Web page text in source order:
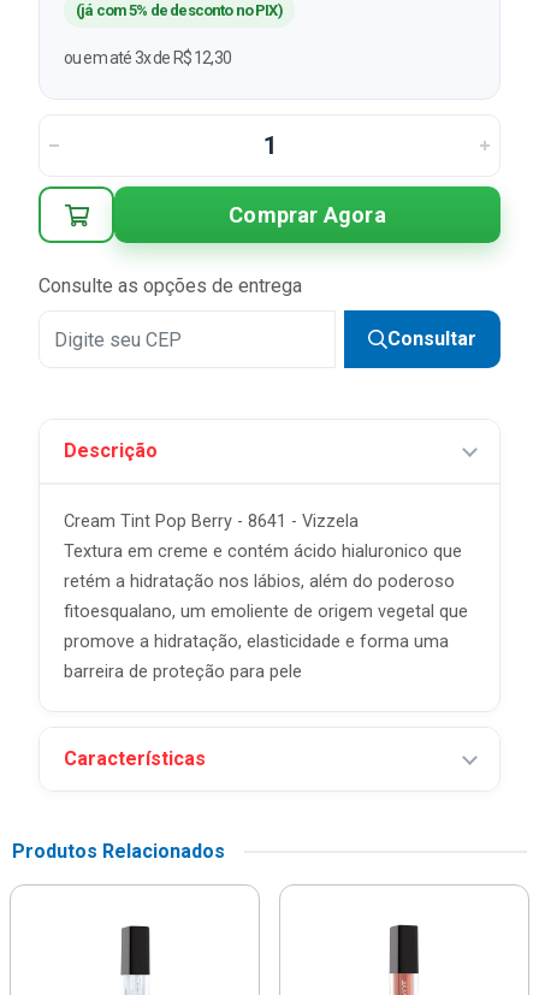
(já com 5% de desconto no PIX)
ou em até 3x de R$ 12,30
Comprar Agora
Consulte as opções de entrega
Consultar
Descrição
Cream Tint Pop Berry - 8641 - Vizzela
Textura em creme e contém ácido hialuronico que
retém a hidratação nos lábios, além do poderoso
fitoesqualano, um emoliente de origem vegetal que
promove a hidratação, elasticidade e forma uma
barreira de proteção para pele
Características
Produtos Relacionados